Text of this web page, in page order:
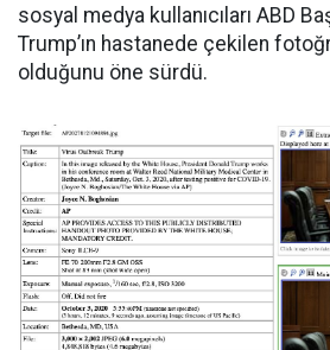
sosyal medya kullanıcıları ABD
Trump’ın hastanede çekilen
olduğunu öne sürdü.